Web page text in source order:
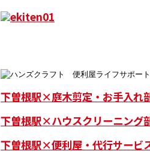
下曽根駅×庭木剪定・お手入れ
下曽根駅×ハウスクリーニング
下曽根駅×便利屋・代行サービ